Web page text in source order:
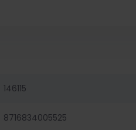
146115
8716834005525